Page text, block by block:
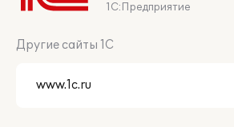
1С:Предприятие
Другие сайты 1С